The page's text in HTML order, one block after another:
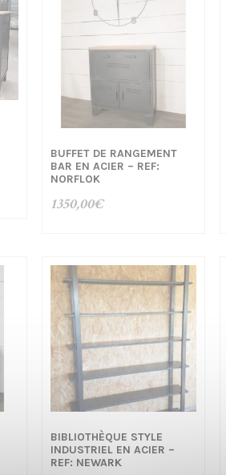
BUFFET DE RANGEMENT
BAR EN ACIER – REF:
NORFLOK
1350,00€
BIBLIOTHÈQUE STYLE
INDUSTRIEL EN ACIER –
REF: NEWARK